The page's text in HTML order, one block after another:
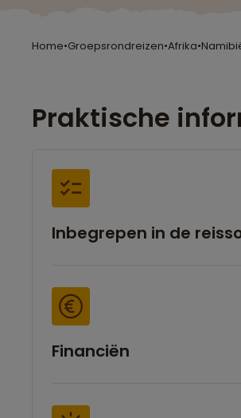
Home•Groepsrondreizen•Afrika•
Praktische
Inbegrepen in de
Financiën